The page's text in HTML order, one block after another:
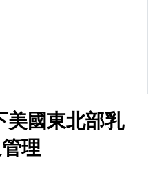
美國東北部乳
理